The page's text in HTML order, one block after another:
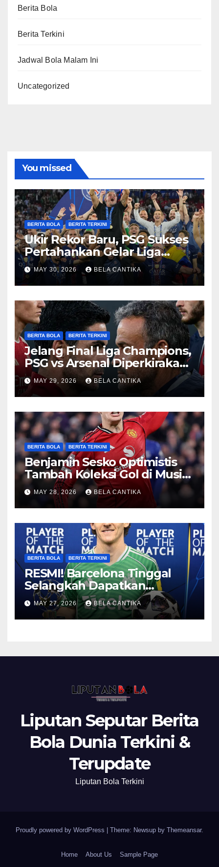
Berita Bola
Berita Terkini
Jadwal Bola Malam Ini
Uncategorized
You missed
BERITA BOLA BERITA TERKINI
Ukir Rekor Baru, PSG Sukses
Pertahankan Gelar Liga
Champions
MAY 30, 2026 BELA CANTIKA
BERITA BOLA BERITA TERKINI
Jelang Final Liga Champions,
PSG vs Arsenal Diperkirakan
Sengit
MAY 29, 2026 BELA CANTIKA
BERITA BOLA BERITA TERKINI
Benjamin Sesko Optimistis
Tambah Koleksi Gol di Musim
2026/27
MAY 28, 2026 BELA CANTIKA
BERITA BOLA BERITA TERKINI
RESMI! Barcelona Tinggal
Selangkah Dapatkan
Anthony Gordon
MAY 27, 2026 BELA CANTIKA
Liputan Seputar Berita
Bola Dunia Terkini &
Terupdate
Liputan Bola Terkini
Proudly powered by WordPress Theme: Newsup by Themeansar.
Home About Us Sample Page